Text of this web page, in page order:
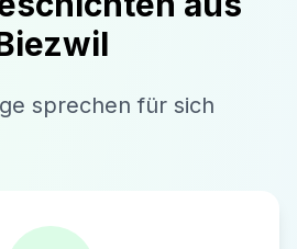
sprechen für sich